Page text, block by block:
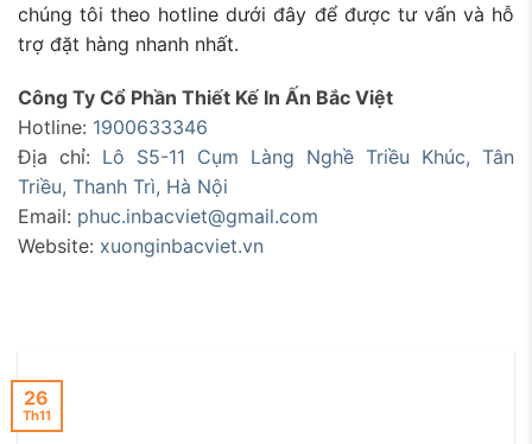
chúng tôi theo hotline dưới đây để được tư vấn và hỗ
trợ đặt hàng nhanh nhất.
Công Ty Cổ Phần Thiết Kế In Ấn Bắc Việt
Hotline: 1900633346
Địa chỉ: Lô S5-11 Cụm Làng Nghề Triều Khúc, Tân
Triều, Thanh Trì, Hà Nội
Email: phuc.inbacviet@gmail.com
Website: xuonginbacviet.vn
26
Th11